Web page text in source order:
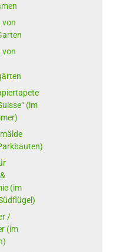
von
von
(im
(im
/
(im